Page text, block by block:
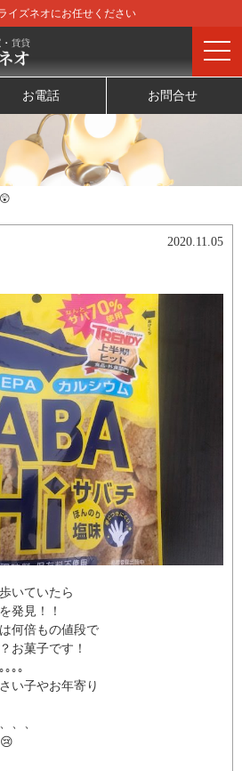
イズネオにお任せください
お電話 お問合せ
2020.11.05
いていたら
見！！
何倍もの値段で
お菓子です！
｡｡
い子やお年寄り
、、